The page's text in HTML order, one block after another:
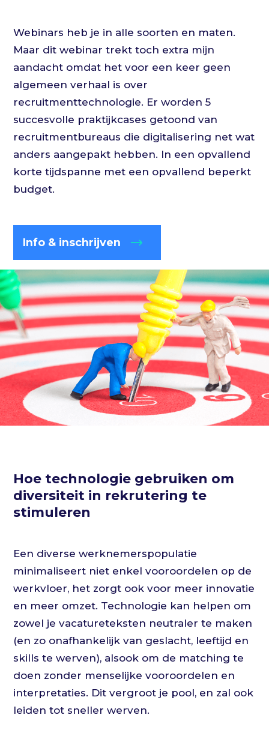
Webinars heb je in alle soorten en maten.
Maar dit webinar trekt toch extra mijn
aandacht omdat het voor een keer geen
algemeen verhaal is over
recruitmenttechnologie. Er worden 5
succesvolle praktijkcases getoond van
recruitmentbureaus die digitalisering net wat
anders aangepakt hebben. In een opvallend
korte tijdspanne met een opvallend beperkt
budget.
Info & inschrijven
Hoe technologie gebruiken om
diversiteit in rekrutering te
stimuleren
Een diverse werknemerspopulatie
minimaliseert niet enkel vooroordelen op de
werkvloer, het zorgt ook voor meer innovatie
en meer omzet. Technologie kan helpen om
zowel je vacatureteksten neutraler te maken
(en zo onafhankelijk van geslacht, leeftijd en
skills te werven), alsook om de matching te
doen zonder menselijke vooroordelen en
interpretaties. Dit vergroot je pool, en zal ook
leiden tot sneller werven.